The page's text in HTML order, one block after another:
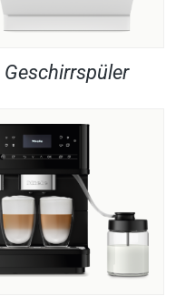
Geschirrspüler